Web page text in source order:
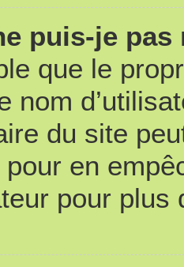
puis-je pas
que le
nom
du site
pour en
pour